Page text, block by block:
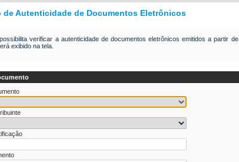
de Autenticidade de Documentos Eletrônicos
verificar a autenticidade de documentos eletrônicos emitidos a partir de
exibido na tela.